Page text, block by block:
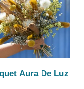
Aura De Luz